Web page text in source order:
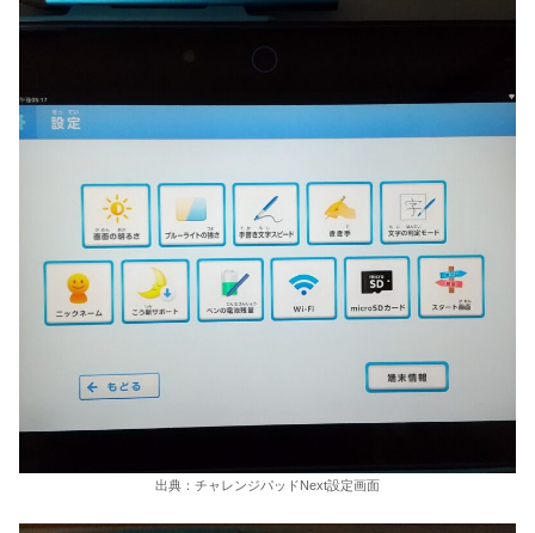
出典：チャレンジパッドNext設定画面